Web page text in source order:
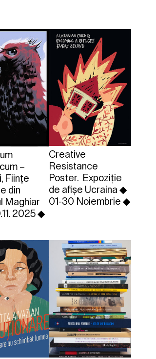
–
Ființe
din
Maghiar
2025 ◆
Creative
Resistance
Poster. Expoziție
de afișe Ucraina ◆
01-30 Noiembrie ◆